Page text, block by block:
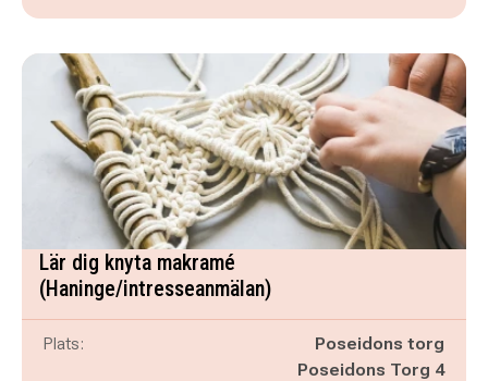
Lär dig knyta makramé
(Haninge/intresseanmälan)
Plats:
Poseidons torg
Poseidons Torg 4